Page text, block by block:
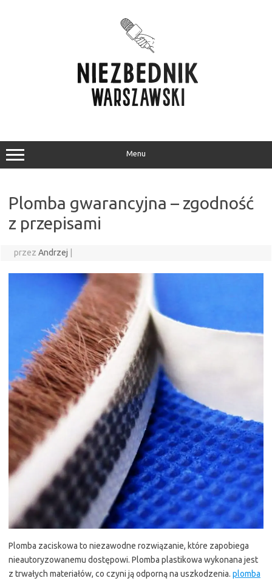
Menu
Plomba gwarancyjna – zgodność
z przepisami
przez Andrzej
Plomba zaciskowa to niezawodne rozwiązanie, które zapobiega
nieautoryzowanemu dostępowi. Plomba plastikowa wykonana jest
z trwałych materiałów, co czyni ją odporną na uszkodzenia. plomba